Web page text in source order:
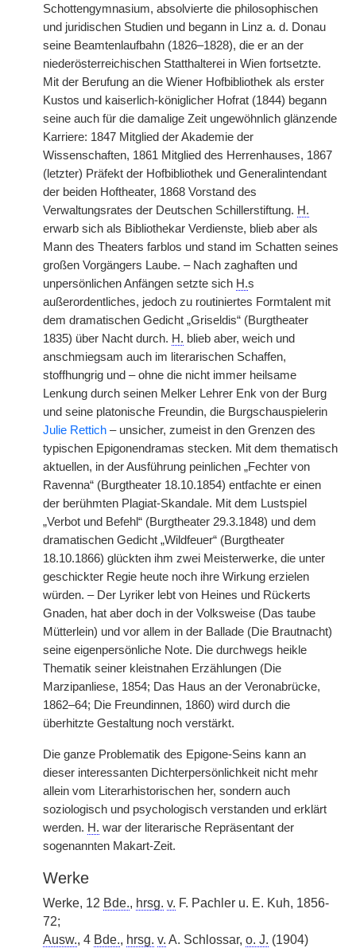
Schottengymnasium, absolvierte die philosophischen
und juridischen Studien und begann in Linz a. d. Donau
seine Beamtenlaufbahn (1826–1828), die er an der
niederösterreichischen Statthalterei in Wien fortsetzte.
Mit der Berufung an die Wiener Hofbibliothek als erster
Kustos und kaiserlich-königlicher Hofrat (1844) begann
seine auch für die damalige Zeit ungewöhnlich glänzende
Karriere: 1847 Mitglied der Akademie der
Wissenschaften, 1861 Mitglied des Herrenhauses, 1867
(letzter) Präfekt der Hofbibliothek und Generalintendant
der beiden Hoftheater, 1868 Vorstand des
Verwaltungsrates der Deutschen Schillerstiftung. H.
erwarb sich als Bibliothekar Verdienste, blieb aber als
Mann des Theaters farblos und stand im Schatten seines
großen Vorgängers Laube. – Nach zaghaften und
unpersönlichen Anfängen setzte sich H.s
außerordentliches, jedoch zu routiniertes Formtalent mit
dem dramatischen Gedicht „Griseldis“ (Burgtheater
1835) über Nacht durch. H. blieb aber, weich und
anschmiegsam auch im literarischen Schaffen,
stoffhungrig und – ohne die nicht immer heilsame
Lenkung durch seinen Melker Lehrer Enk von der Burg
und seine platonische Freundin, die Burgschauspielerin
Julie Rettich – unsicher, zumeist in den Grenzen des
typischen Epigonendramas stecken. Mit dem thematisch
aktuellen, in der Ausführung peinlichen „Fechter von
Ravenna“ (Burgtheater 18.10.1854) entfachte er einen
der berühmten Plagiat-Skandale. Mit dem Lustspiel
„Verbot und Befehl“ (Burgtheater 29.3.1848) und dem
dramatischen Gedicht „Wildfeuer“ (Burgtheater
18.10.1866) glückten ihm zwei Meisterwerke, die unter
geschickter Regie heute noch ihre Wirkung erzielen
würden. – Der Lyriker lebt von Heines und Rückerts
Gnaden, hat aber doch in der Volksweise (Das taube
Mütterlein) und vor allem in der Ballade (Die Brautnacht)
seine eigenpersönliche Note. Die durchwegs heikle
Thematik seiner kleistnahen Erzählungen (Die
Marzipanliese, 1854; Das Haus an der Veronabrücke,
1862–64; Die Freundinnen, 1860) wird durch die
überhitzte Gestaltung noch verstärkt.
Die ganze Problematik des Epigone-Seins kann an
dieser interessanten Dichterpersönlichkeit nicht mehr
allein vom Literarhistorischen her, sondern auch
soziologisch und psychologisch verstanden und erklärt
werden. H. war der literarische Repräsentant der
sogenannten Makart-Zeit.
Werke
Werke, 12 Bde., hrsg. v. F. Pachler u. E. Kuh, 1856-
72;
Ausw., 4 Bde., hrsg. v. A. Schlossar, o. J. (1904)